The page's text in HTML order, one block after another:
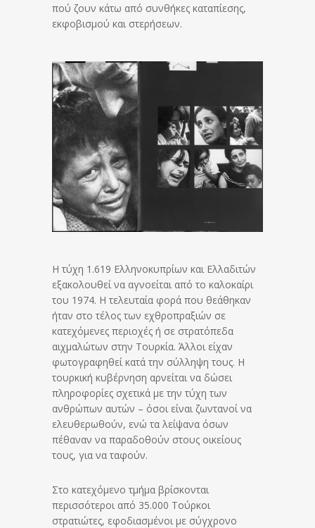
πού ζουν κάτω από συνθήκες καταπίεσης,
εκφοβισμού και στερήσεων.
Η τύχη 1.619 Ελληνοκυπρίων και Ελλαδιτών
εξακολουθεί να αγνοείται από το καλοκαίρι
του 1974. Η τελευταία φορά που θεάθηκαν
ήταν στο τέλος των εχθροπραξιών σε
κατεχόμενες περιοχές ή σε στρατόπεδα
αιχμαλώτων στην Τουρκία. Άλλοι είχαν
φωτογραφηθεί κατά την σύλληψη τους. Η
τουρκική κυβέρνηση αρνείται να δώσει
πληροφορίες σχετικά με την τύχη των
ανθρώπων αυτών – όσοι είναι ζωντανοί να
ελευθερωθούν, ενώ τα λείψανα όσων
πέθαναν να παραδοθούν στους οικείους
τους, για να ταφούν.
Στο κατεχόμενο τμήμα βρίσκονται
περισσότεροι από 35.000 Τούρκοι
στρατιώτες, εφοδιασμένοι με σύγχρονο